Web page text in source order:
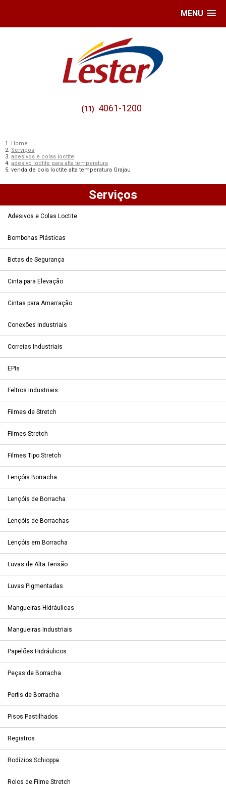
MENU
(11) 4061-1200
Home
Serviços
adesivos e colas loctite
adesivo loctite para alta temperatura
venda de cola loctite alta temperatura Grajau
Serviços
Adesivos e Colas Loctite
Bombonas Plásticas
Botas de Segurança
Cinta para Elevação
Cintas para Amarração
Conexões Industriais
Correias Industriais
EPIs
Feltros Industriais
Filmes de Stretch
Filmes Stretch
Filmes Tipo Stretch
Lençóis Borracha
Lençóis de Borracha
Lençóis de Borrachas
Lençóis em Borracha
Luvas de Alta Tensão
Luvas Pigmentadas
Mangueiras Hidráulicas
Mangueiras Industriais
Papelões Hidráulicos
Peças de Borracha
Perfis de Borracha
Pisos Pastilhados
Registros
Rodízios Schioppa
Rolos de Filme Stretch